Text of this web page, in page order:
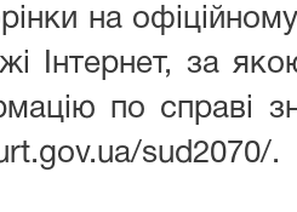
на
Інтернет, за
по справі
sud2070/.